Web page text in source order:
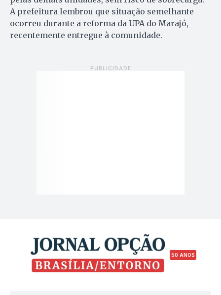
A prefeitura lembrou que situação semelhante
ocorreu durante a reforma da UPA do Marajó,
recentemente entregue à comunidade.
50 ANOS